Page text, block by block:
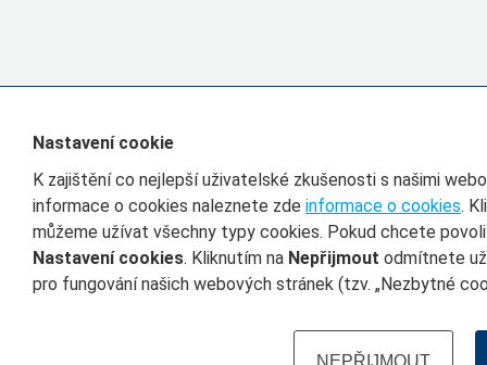
Nastavení cookie
K zajištění co nejlepší uživatelské zkušenosti s našimi
informace o cookies naleznete zde informace o cookies.
můžeme užívat všechny typy cookies. Pokud chcete
Nastavení cookies. Kliknutím na Nepřijmout odmítnete
pro fungování našich webových stránek (tzv. „Nezbytné
NEPŘIJMOUT